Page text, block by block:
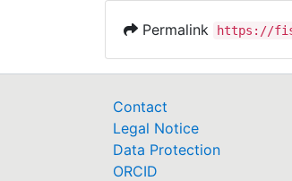
Permalink https://
Contact
Legal Notice
Data Protection
ORCID